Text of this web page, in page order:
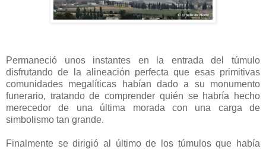
Permaneció unos instantes en la entrada del túmulo
disfrutando de la alineación perfecta que esas primitivas
comunidades megalíticas habían dado a su monumento
funerario, tratando de comprender quién se habría hecho
merecedor de una última morada con una carga de
simbolismo tan grande.
Finalmente se dirigió al último de los túmulos que había